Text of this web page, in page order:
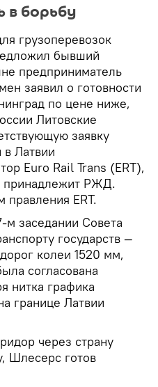
в борьбу
грузоперевозок
бывший
предприниматель
заявил о готовности
по цене ниже,
Литовские
заявку
Латвии
Euro Rail Trans (ERT),
принадлежит РЖД.
правления ERT.
м заседании Совета
государств —
колеи 1520 мм,
согласована
нитка графика
границе Латвии
через страну
Шлесерс готов